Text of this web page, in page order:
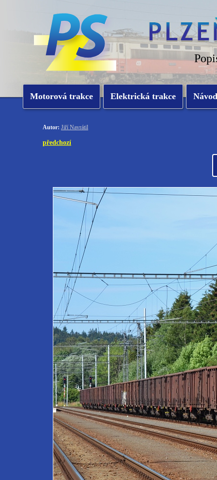
Motorová trakce Elektrická trakce
Autor: Jiří Navrátil
předchozí